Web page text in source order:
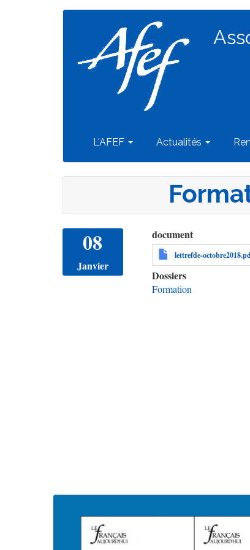
Navigation
principale
L'AFEF Actualités
08
Janvier
document
lettrefde-
Dossiers
Formation